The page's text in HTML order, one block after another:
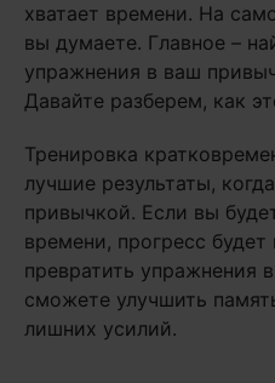
хватает времени. На
вы думаете. Главное –
упражнения в ваш
Давайте разберем, как
Тренировка
лучшие результаты,
привычкой. Если вы
времени, прогресс
превратить упражнения
сможете улучшить
лишних усилий.